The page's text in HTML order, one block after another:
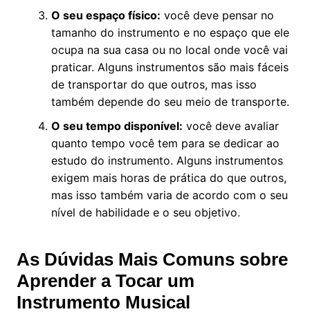
O seu espaço físico: você deve pensar no
tamanho do instrumento e no espaço que ele
ocupa na sua casa ou no local onde você vai
praticar. Alguns instrumentos são mais fáceis
de transportar do que outros, mas isso
também depende do seu meio de transporte.
O seu tempo disponível: você deve avaliar
quanto tempo você tem para se dedicar ao
estudo do instrumento. Alguns instrumentos
exigem mais horas de prática do que outros,
mas isso também varia de acordo com o seu
nível de habilidade e o seu objetivo.
As Dúvidas Mais Comuns sobre
Aprender a Tocar um
Instrumento Musical